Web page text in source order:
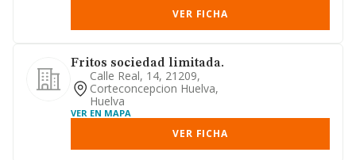
VER FICHA
Fritos sociedad limitada.
Calle Real, 14, 21209,
Corteconcepcion Huelva,
Huelva
VER EN MAPA
VER FICHA